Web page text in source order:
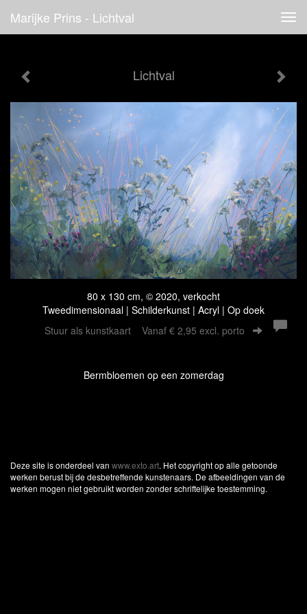
Marijke Prins - Lichtval
Lichtval
80 x 130 cm, © 2020, verkocht
Tweedimensionaal | Schilderkunst | Acryl | Op doek
Stuur als kunstkaart Vanaf € 2,95 excl. porto
Bermbloemen op een zomerdag
Deze site is onderdeel van www.exto.art. Het copyright op alle getoonde
werken berust bij de desbetreffende kunstenaars. De afbeeldingen van de
werken mogen niet gebruikt worden zonder schriftelijke toestemming.